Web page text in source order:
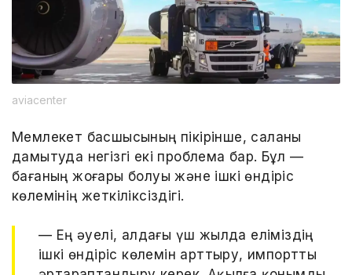
aviacenter
Мемлекет басшысының пікірінше, саланы
дамытуда негізгі екі проблема бар. Бұл —
бағаның жоғары болуы және ішкі өндіріс
көлемінің жеткіліксіздігі.
— Ең әуелі, алдағы үш жылда еліміздің
ішкі өндіріс көлемін арттыру, импортты